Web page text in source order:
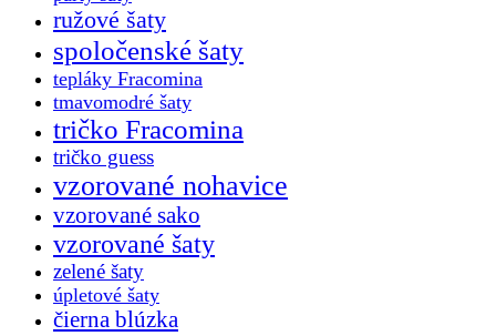
ružové šaty
spoločenské šaty
tepláky Fracomina
tmavomodré šaty
tričko Fracomina
tričko guess
vzorované nohavice
vzorované sako
vzorované šaty
zelené šaty
úpletové šaty
čierna blúzka